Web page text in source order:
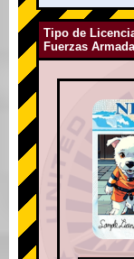
Tipo de
Fuerzas